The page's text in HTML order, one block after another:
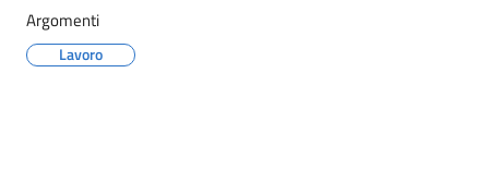
Tutti
Argomenti
Lavoro